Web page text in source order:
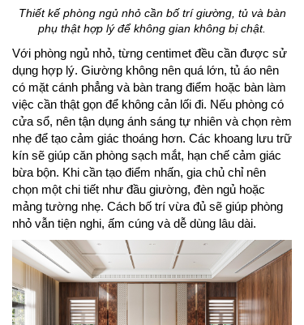
Thiết kế phòng ngủ nhỏ cần bố trí giường, tủ và bàn
phụ thật hợp lý để không gian không bị chật.
Với phòng ngủ nhỏ, từng centimet đều cần được sử
dụng hợp lý. Giường không nên quá lớn, tủ áo nên
có mặt cánh phẳng và bàn trang điểm hoặc bàn làm
việc cần thật gọn để không cản lối đi. Nếu phòng có
cửa sổ, nên tận dụng ánh sáng tự nhiên và chọn rèm
nhẹ để tạo cảm giác thoáng hơn. Các khoang lưu trữ
kín sẽ giúp căn phòng sạch mắt, hạn chế cảm giác
bừa bộn. Khi cần tạo điểm nhấn, gia chủ chỉ nên
chọn một chi tiết như đầu giường, đèn ngủ hoặc
mảng tường nhẹ. Cách bố trí vừa đủ sẽ giúp phòng
nhỏ vẫn tiện nghi, ấm cúng và dễ dùng lâu dài.